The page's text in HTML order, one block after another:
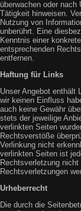
überwachen oder
Tätigkeit hinweisen.
Nutzung von
unberührt. Eine
Kenntnis einer
entsprechenden
entfernen.
Haftung für Links
Unser Angebot enthält
wir keinen Einfluss
auch keine Gewähr
stets der jeweilige
verlinkten Seiten
Rechtsverstöße
Verlinkung nicht
verlinkten Seiten ist
Rechtsverletzung
Rechtsverletzungen
Urheberrecht
Die durch die